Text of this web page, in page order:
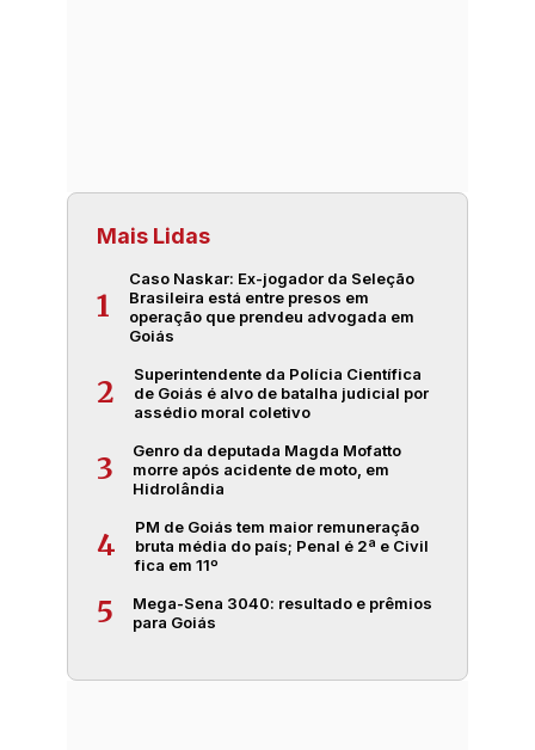
Mais Lidas
1
Caso Naskar: Ex-jogador da Seleção
Brasileira está entre presos em
operação que prendeu advogada em
Goiás
2
Superintendente da Polícia Científica
de Goiás é alvo de batalha judicial por
assédio moral coletivo
3
Genro da deputada Magda Mofatto
morre após acidente de moto, em
Hidrolândia
4
PM de Goiás tem maior remuneração
bruta média do país; Penal é 2ª e Civil
fica em 11º
5
Mega-Sena 3040: resultado e prêmios
para Goiás